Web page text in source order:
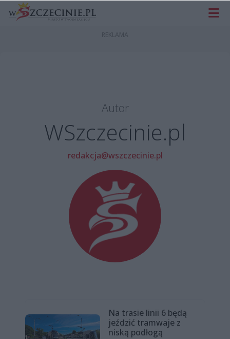
Autor
WSzczecinie.pl
redakcja@wszczecinie.pl
Na trasie linii 6 będą
jeździć tramwaje z
niską podłogą